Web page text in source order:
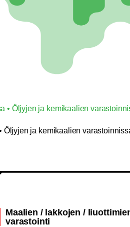
Öljyjen ja kemikaalien
Maalien / lakkojen /
varastointi